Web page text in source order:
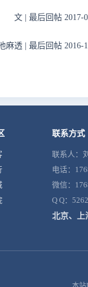
文 最后回帖 2017-
麻透 最后回帖 2016-
联系方式
联系人：
电话：
微信：
Q Q：
北京、上